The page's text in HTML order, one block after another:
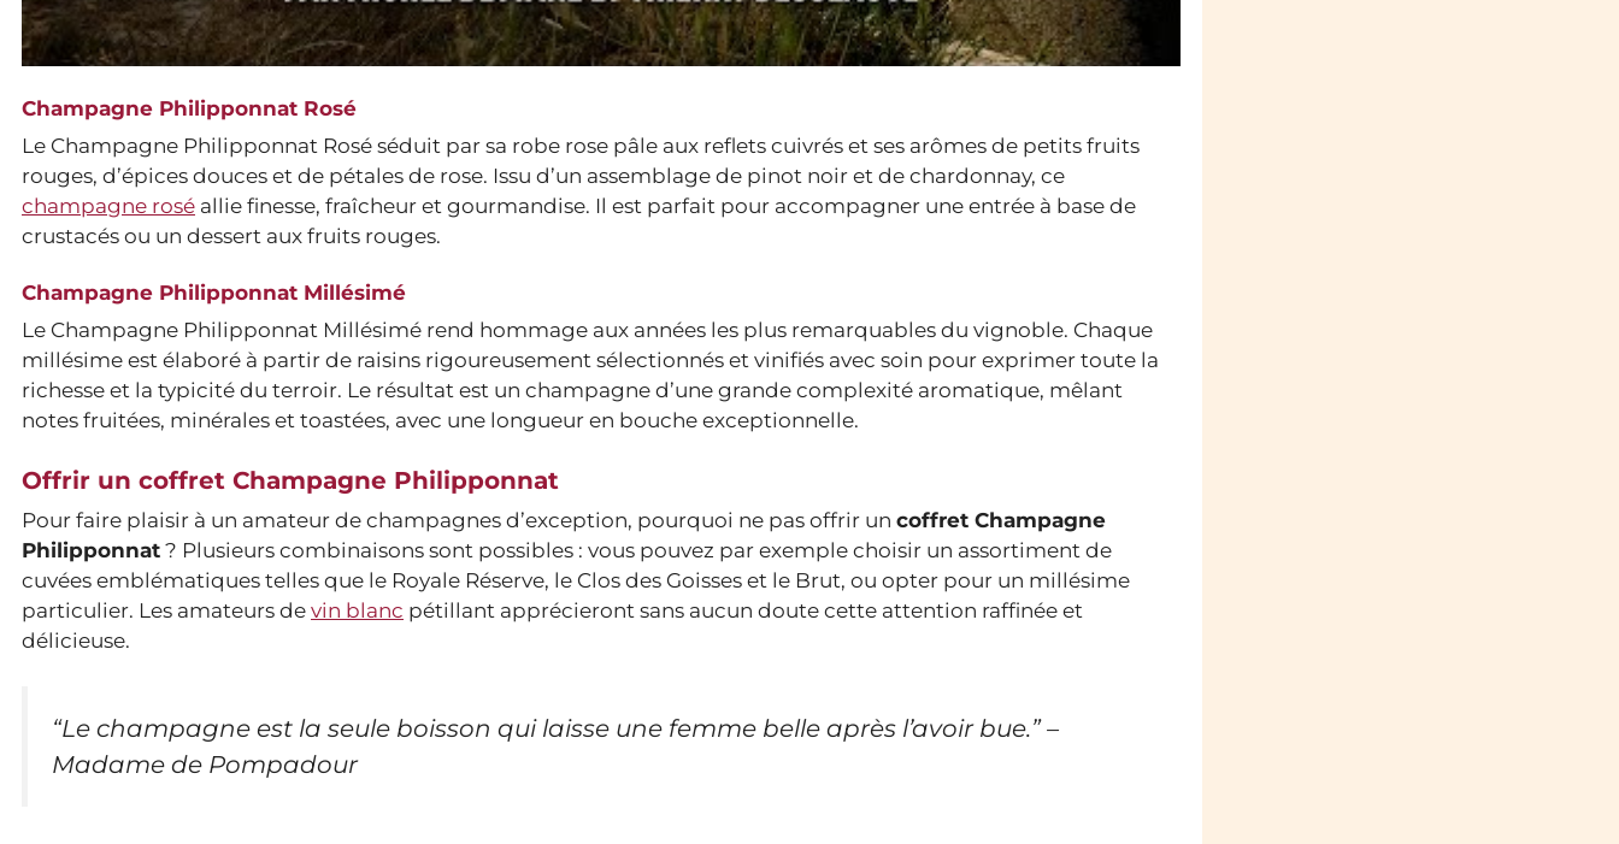
Champagne Philipponnat Rosé
Le Champagne Philipponnat Rosé séduit par sa robe rose pâle aux reflets cuivrés et ses arômes de petits fruits
rouges, d’épices douces et de pétales de rose. Issu d’un assemblage de pinot noir et de chardonnay, ce
champagne rosé allie finesse, fraîcheur et gourmandise. Il est parfait pour accompagner une entrée à base de
crustacés ou un dessert aux fruits rouges.
Champagne Philipponnat Millésimé
Le Champagne Philipponnat Millésimé rend hommage aux années les plus remarquables du vignoble. Chaque
millésime est élaboré à partir de raisins rigoureusement sélectionnés et vinifiés avec soin pour exprimer toute la
richesse et la typicité du terroir. Le résultat est un champagne d’une grande complexité aromatique, mêlant
notes fruitées, minérales et toastées, avec une longueur en bouche exceptionnelle.
Offrir un coffret Champagne Philipponnat
Pour faire plaisir à un amateur de champagnes d’exception, pourquoi ne pas offrir un coffret Champagne
Philipponnat ? Plusieurs combinaisons sont possibles : vous pouvez par exemple choisir un assortiment de
cuvées emblématiques telles que le Royale Réserve, le Clos des Goisses et le Brut, ou opter pour un millésime
particulier. Les amateurs de vin blanc pétillant apprécieront sans aucun doute cette attention raffinée et
délicieuse.
“Le champagne est la seule boisson qui laisse une femme belle après l’avoir bue.”–
Madame de Pompadour